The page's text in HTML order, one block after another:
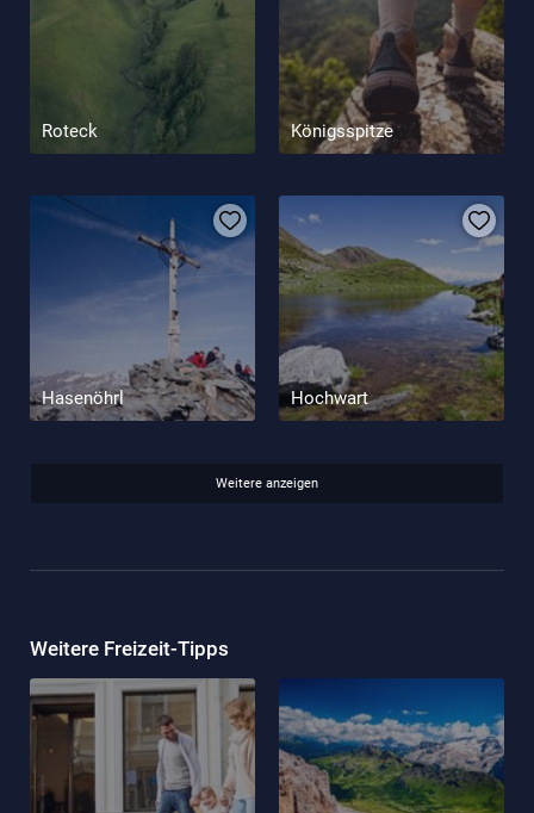
Roteck Königsspitze
Hasenöhrl Hochwart
Weitere anzeigen
Weitere Freizeit-Tipps